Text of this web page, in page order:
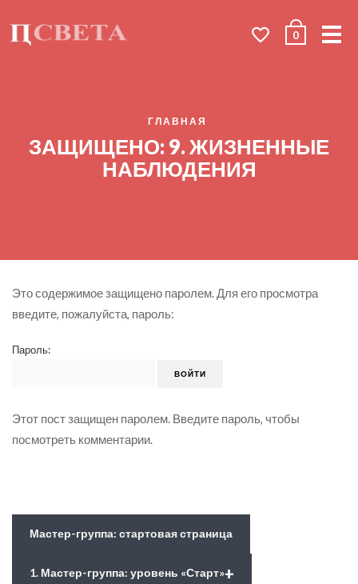
0
ГЛАВНАЯ
ЗАЩИЩЕНО: 9. ЖИЗНЕННЫЕ
НАБЛЮДЕНИЯ
Это содержимое защищено паролем. Для его просмотра
введите, пожалуйста, пароль:
Пароль:
Этот пост защищен паролем. Введите пароль, чтобы
посмотреть комментарии.
Мастер-группа: стартовая страница
+
1. Мастер-группа: уровень «Старт»